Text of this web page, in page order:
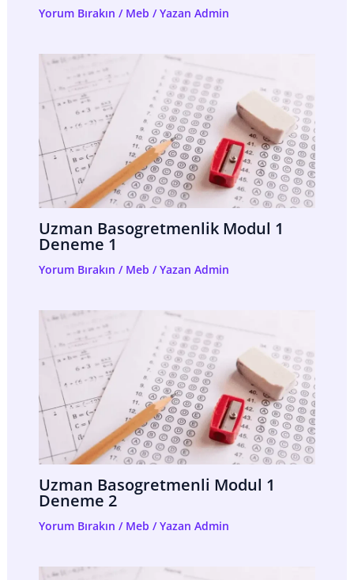
Yorum Bırakın / Meb / Yazan Admin
Uzman Basogretmenlik Modul 1
Deneme 1
Yorum Bırakın / Meb / Yazan Admin
Uzman Basogretmenli Modul 1
Deneme 2
Yorum Bırakın / Meb / Yazan Admin